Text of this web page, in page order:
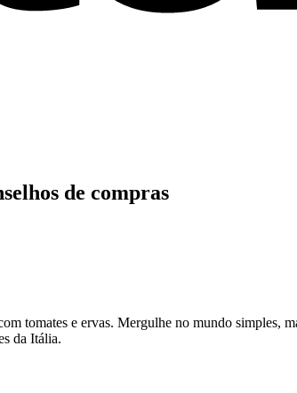
de compras
tomates e ervas. Mergulhe no mundo simples,
da Itália.